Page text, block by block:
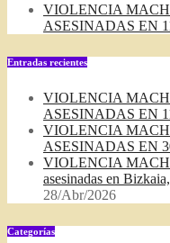
VIOLENCIA
ASESINADAS EN
Entradas recientes
VIOLENCIA
ASESINADAS EN
VIOLENCIA
ASESINADAS EN
VIOLENCIA
asesinadas en
28/Abr/2026
Categorías